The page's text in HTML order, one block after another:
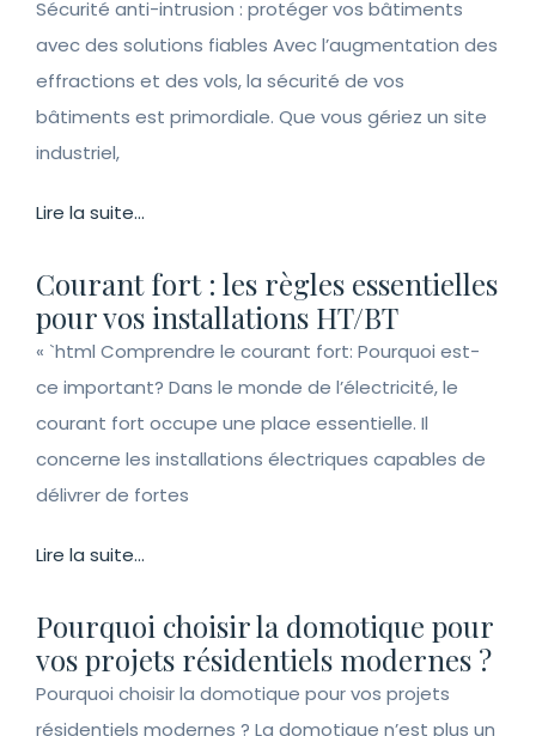
Sécurité anti-intrusion : protéger vos bâtiments
avec des solutions fiables Avec l’augmentation des
effractions et des vols, la sécurité de vos
bâtiments est primordiale. Que vous gériez un site
industriel,
Lire la suite...
Courant fort : les règles essentielles
pour vos installations HT/BT
« `html Comprendre le courant fort: Pourquoi est-
ce important? Dans le monde de l’électricité, le
courant fort occupe une place essentielle. Il
concerne les installations électriques capables de
délivrer de fortes
Lire la suite...
Pourquoi choisir la domotique pour
vos projets résidentiels modernes ?
Pourquoi choisir la domotique pour vos projets
résidentiels modernes ? La domotique n’est plus un